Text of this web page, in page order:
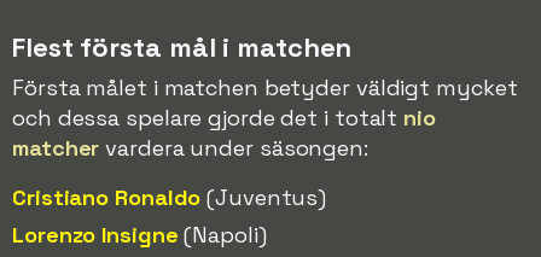
Flest första mål i matchen
Första målet i matchen betyder väldigt mycket
och dessa spelare gjorde det i totalt nio
matcher vardera under säsongen:
Cristiano Ronaldo (Juventus)
Lorenzo Insigne (Napoli)